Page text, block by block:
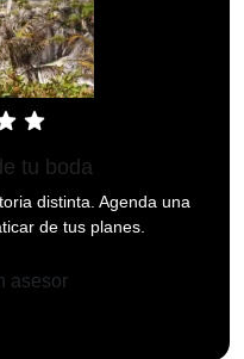
star
tu boda
distinta. Agenda una
de tus planes.
asesor